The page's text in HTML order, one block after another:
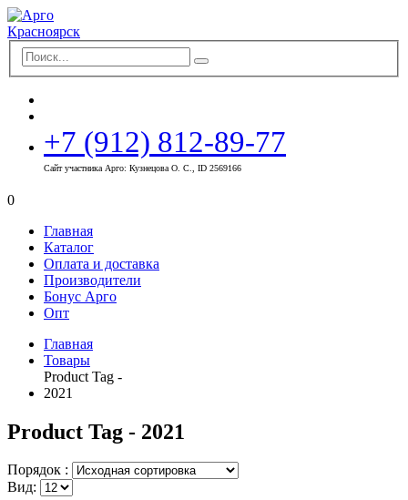
+7 (912) 812-89-77
Сайт участника Арго: Кузнецова О. С., ID 2569166
0
Главная
Каталог
Оплата и доставка
Производители
Бонус Арго
Опт
Главная
Товары
Product Tag -
2021
Product Tag - 2021
Порядок :
Вид: